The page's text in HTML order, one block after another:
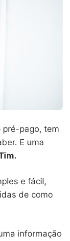
pré-pago, tem
E uma
e fácil,
de como
informação